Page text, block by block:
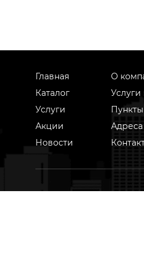
Главная
Каталог
Услуги
Акции
Новости
О